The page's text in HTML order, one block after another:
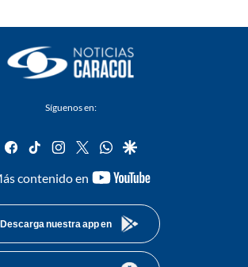
Síguenos en:
facebook
tiktok instagram
twitterwhatsapp
google
contenido en
youtube-
Descarga nuestra app en